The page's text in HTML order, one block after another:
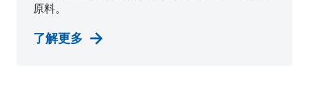
原料。
了解更多